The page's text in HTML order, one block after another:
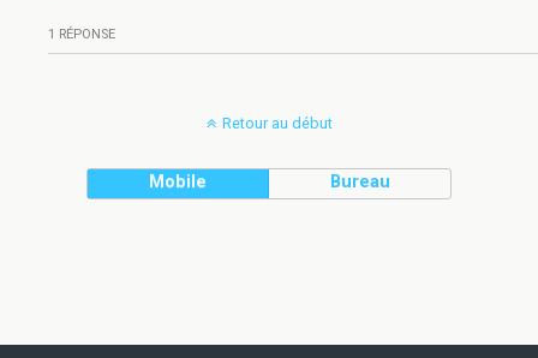
1 RÉPONSE
Retour au début
Mobile Bureau